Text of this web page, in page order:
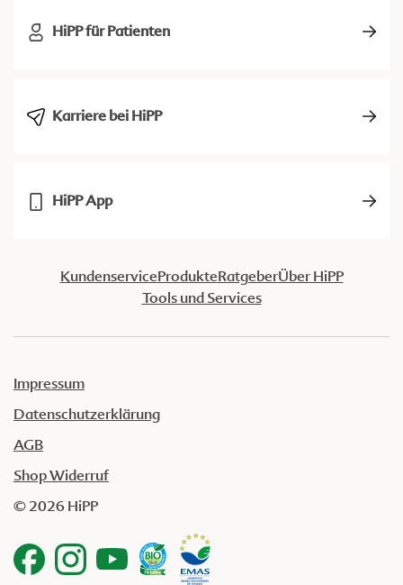
HiPP für Patienten
Karriere bei HiPP
HiPP App
KundenserviceProdukteRatgeberÜber HiPP
Tools und Services
Impressum
Datenschutzerklärung
AGB
Shop Widerruf
© 2026 HiPP